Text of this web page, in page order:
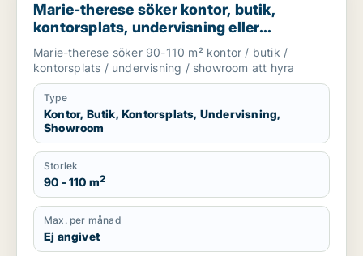
Marie-therese söker kontor, butik,
kontorsplats, undervisning eller
showroom för uthyrning i Upplands
Väsby, Järfälla eller Upplands-Bro m.fl.
Marie-therese söker 90-110 m² kontor / butik /
kontorsplats / undervisning / showroom att hyra
Type
Kontor, Butik, Kontorsplats, Undervisning,
Showroom
Storlek
90 - 110 m2
Max. per månad
Ej angivet